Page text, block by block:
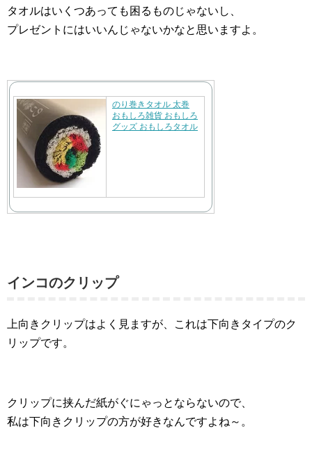
タオルはいくつあっても困るものじゃないし、
プレゼントにはいいんじゃないかなと思いますよ。
のり巻きタオル 太巻
おもしろ雑貨 おもしろ
グッズ おもしろタオル
インコのクリップ
上向きクリップはよく見ますが、これは下向きタイプのク
リップです。
クリップに挟んだ紙がぐにゃっとならないので、
私は下向きクリップの方が好きなんですよね～。